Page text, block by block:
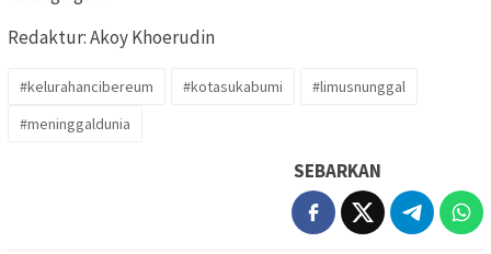
Redaktur: Akoy Khoerudin
#kelurahancibereum #kotasukabumi
#limusnunggal
#meninggaldunia
SEBARKAN